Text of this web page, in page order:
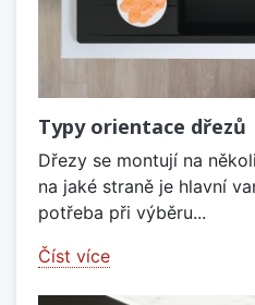
Typy orientace dřezů
Dřezy se montují na
na jaké straně je hlavní
potřeba při výběru...
Číst více